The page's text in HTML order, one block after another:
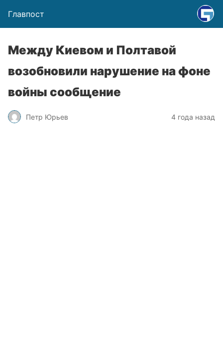
Главпост
Между Киевом и Полтавой
возобновили нарушение на фоне
войны сообщение
Петр Юрьев 4 года назад